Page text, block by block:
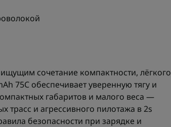
сочетание компактности, лёгкого
75C обеспечивает уверенную тягу и
габаритов и малого веса —
и агрессивного пилотажа в 2s
безопасности при зарядке и